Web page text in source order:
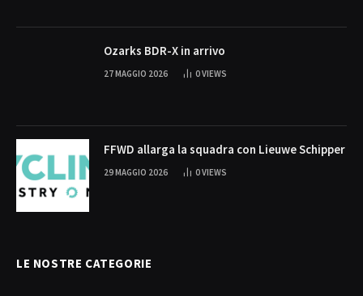
Ozarks BDR-X in arrivo
27 MAGGIO 2026 0VIEWS
FFWD allarga la squadra con Lieuwe Schipper
29 MAGGIO 2026 0VIEWS
LE NOSTRE CATEGORIE